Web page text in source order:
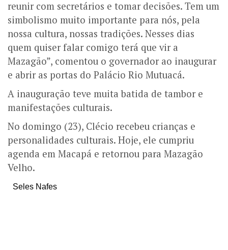
reunir com secretários e tomar decisões. Tem um
simbolismo muito importante para nós, pela
nossa cultura, nossas tradições. Nesses dias
quem quiser falar comigo terá que vir a
Mazagão”, comentou o governador ao inaugurar
e abrir as portas do Palácio Rio Mutuacá.
A inauguração teve muita batida de tambor e
manifestações culturais.
No domingo (23), Clécio recebeu crianças e
personalidades culturais. Hoje, ele cumpriu
agenda em Macapá e retornou para Mazagão
Velho.
Seles Nafes